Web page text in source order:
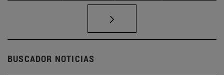
BUSCADOR NOTICIAS